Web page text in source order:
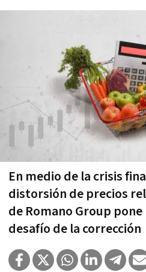
En medio de la crisis
distorsión de precios
de Romano Group
desafío de la corrección